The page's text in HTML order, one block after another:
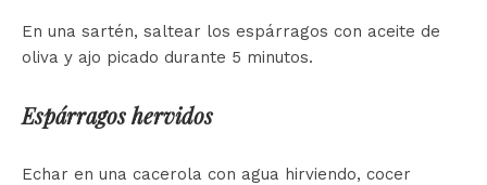
En una sartén, saltear los espárragos con aceite de
oliva y ajo picado durante 5 minutos.
Espárragos hervidos
Echar en una cacerola con agua hirviendo, cocer